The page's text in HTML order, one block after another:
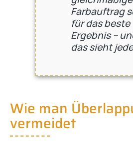
Farbauftrag
für das beste
Ergebnis –
das sieht
Wie man
vermeidet